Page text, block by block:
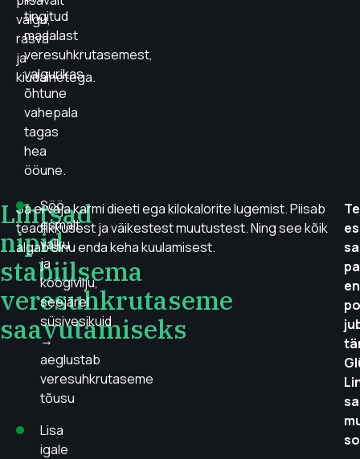
tingitud
madalast
veresuhkrutasemest,
valgurikas
õhtune
vahepala
tagas
hea
ööune.
valgu,
rasva
ja
kiudainetega.
Lihtsad
nipid
stabiilsema
veresuhkrutaseme
saavutamiseks
Söö
esmalt
valku
ja
köögivilju,
seejärel
süsivesikuid
→
aeglustab
veresuhkrutaseme
tõusu
Lisa
igale
Sa ei vaja karmi dieeti ega kilokalorite lugemist. Piisab
teadlikkusest ja väikestest muutustest. Ning see kõik
algab sinu enda keha kuulamisest.